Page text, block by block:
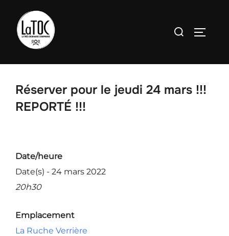
contenu
Rechercher :
Réserver pour le jeudi 24 mars !!!
REPORTÉ !!!
Date/heure
Date(s) - 24 mars 2022
20h30
Emplacement
La Ruche Verrière